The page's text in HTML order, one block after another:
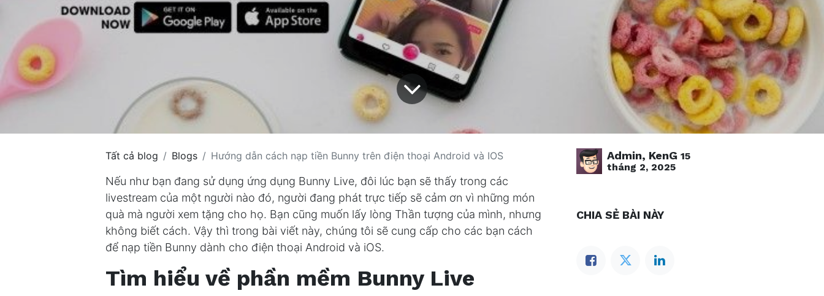
Tất cả blog Blogs Hướng dẫn cách nạp tiền Bunny trên điện thoại Android và IOS
Nếu như bạn đang sử dụng ứng dụng Bunny Live, đôi lúc bạn sẽ thấy trong các
livestream của một người nào đó, người đang phát trực tiếp sẽ cảm ơn vì những món
quà mà người xem tặng cho họ. Bạn cũng muốn lấy lòng Thần tượng của mình, nhưng
không biết cách. Vậy thì trong bài viết này, chúng tôi sẽ cung cấp cho các bạn cách
để nạp tiền Bunny dành cho điện thoại Android và iOS.
Tìm hiểu về phần mềm Bunny Live
Admin, KenG 15
tháng 2, 2025
CHIA SẺ BÀI NÀY